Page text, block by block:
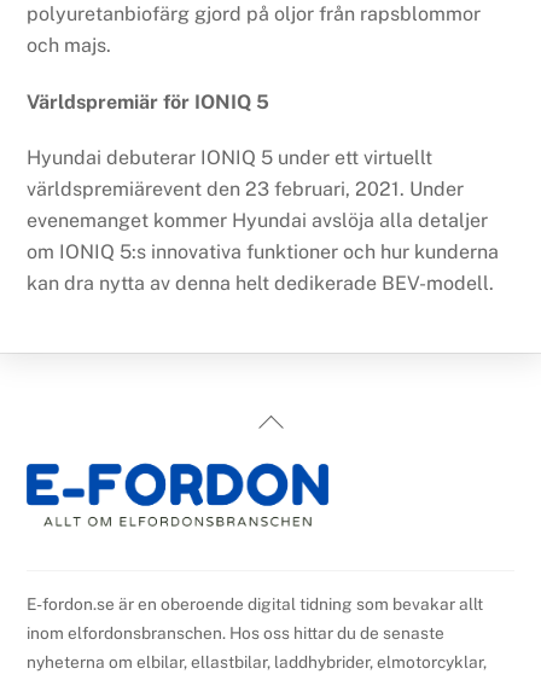
polyuretanbiofärg gjord på oljor från rapsblommor
och majs.
Världspremiär för IONIQ 5
Hyundai debuterar IONIQ 5 under ett virtuellt
världspremiärevent den 23 februari, 2021. Under
evenemanget kommer Hyundai avslöja alla detaljer
om IONIQ 5:s innovativa funktioner och hur kunderna
kan dra nytta av denna helt dedikerade BEV-modell.
Back
Top
E-fordon.se är en oberoende digital tidning som bevakar allt
inom elfordonsbranschen. Hos oss hittar du de senaste
nyheterna om elbilar, ellastbilar, laddhybrider, elmotorcyklar,